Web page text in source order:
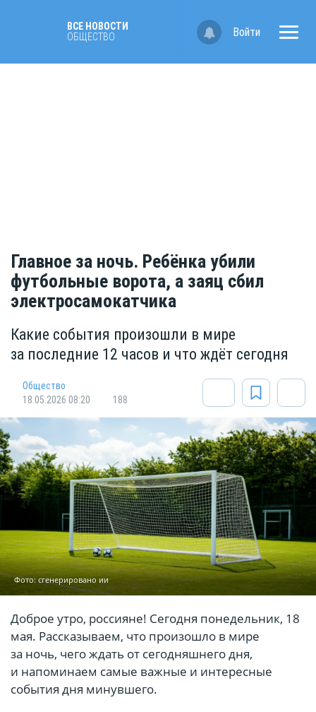
ВСЕ НОВОСТИ
ОБЩЕСТВО
Войти
Главное за ночь. Ребёнка убили
футбольные ворота, а заяц сбил
электросамокатчика
Какие события произошли в мире
за последние 12 часов и что ждёт сегодня
Общество
18.05.2026 08:20
188
Фото: сгенерировано ии
Доброе утро, россияне! Сегодня понедельник, 18
мая. Рассказываем, что произошло в мире
за ночь, чего ждать от сегодняшнего дня,
и напоминаем самые важные и интересные
события дня минувшего.